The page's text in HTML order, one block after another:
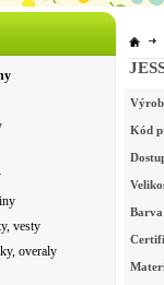
vesty
overaly
Kód
Barva